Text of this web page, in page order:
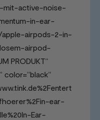
mit-active-noise-
in-ear-
airpods-2-in-
airpod-
PRODUKT“
color=“black“
ear-
Ear-